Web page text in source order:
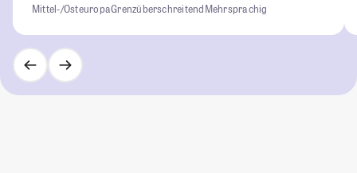
Mittel-/OsteuropaGrenzüberschreitendMehrsprachig